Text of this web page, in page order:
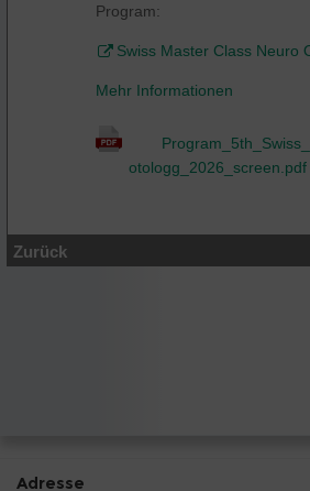
Program:
Swiss Master Class Neuro
Mehr Informationen
otologg_2026_screen.pdf
Zurück
Adresse